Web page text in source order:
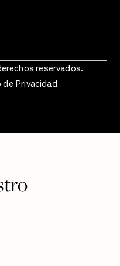
reservados.
de Privacidad